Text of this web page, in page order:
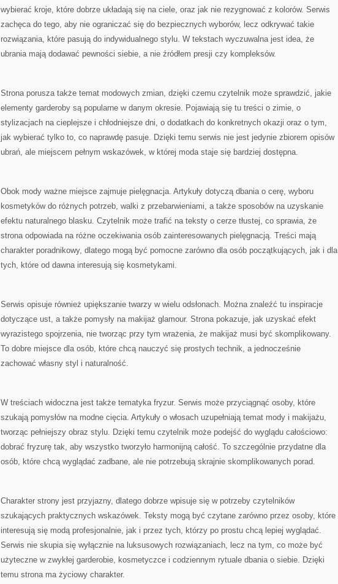
wybierać kroje, które dobrze układają się na ciele, oraz jak nie rezygnować z kolorów. Serwis
zachęca do tego, aby nie ograniczać się do bezpiecznych wyborów, lecz odkrywać takie
rozwiązania, które pasują do indywidualnego stylu. W tekstach wyczuwalna jest idea, że
ubrania mają dodawać pewności siebie, a nie źródłem presji czy kompleksów.
Strona porusza także temat modowych zmian, dzięki czemu czytelnik może sprawdzić, jakie
elementy garderoby są popularne w danym okresie. Pojawiają się tu treści o zimie, o
stylizacjach na cieplejsze i chłodniejsze dni, o dodatkach do konkretnych okazji oraz o tym,
jak wybierać tylko to, co naprawdę pasuje. Dzięki temu serwis nie jest jedynie zbiorem opisów
ubrań, ale miejscem pełnym wskazówek, w której moda staje się bardziej dostępna.
Obok mody ważne miejsce zajmuje pielęgnacja. Artykuły dotyczą dbania o cerę, wyboru
kosmetyków do różnych potrzeb, walki z przebarwieniami, a także sposobów na uzyskanie
efektu naturalnego blasku. Czytelnik może trafić na teksty o cerze tłustej, co sprawia, że
strona odpowiada na różne oczekiwania osób zainteresowanych pielęgnacją. Treści mają
charakter poradnikowy, dlatego mogą być pomocne zarówno dla osób początkujących, jak i dla
tych, które od dawna interesują się kosmetykami.
Serwis opisuje również upiększanie twarzy w wielu odsłonach. Można znaleźć tu inspiracje
dotyczące ust, a także pomysły na makijaż glamour. Strona pokazuje, jak uzyskać efekt
wyrazistego spojrzenia, nie tworząc przy tym wrażenia, że makijaż musi być skomplikowany.
To dobre miejsce dla osób, które chcą nauczyć się prostych technik, a jednocześnie
zachować własny styl i naturalność.
W treściach widoczna jest także tematyka fryzur. Serwis może przyciągnąć osoby, które
szukają pomysłów na modne cięcia. Artykuły o włosach uzupełniają temat mody i makijażu,
tworząc pełniejszy obraz stylu. Dzięki temu czytelnik może podejść do wyglądu całościowo:
dobrać fryzurę tak, aby wszystko tworzyło harmonijną całość. To szczególnie przydatne dla
osób, które chcą wyglądać zadbane, ale nie potrzebują skrajnie skomplikowanych porad.
Charakter strony jest przyjazny, dlatego dobrze wpisuje się w potrzeby czytelników
szukających praktycznych wskazówek. Teksty mogą być czytane zarówno przez osoby, które
interesują się modą profesjonalnie, jak i przez tych, którzy po prostu chcą lepiej wyglądać.
Serwis nie skupia się wyłącznie na luksusowych rozwiązaniach, lecz na tym, co może być
użyteczne w zwykłej garderobie, kosmetyczce i codziennym rytuale dbania o siebie. Dzięki
temu strona ma życiowy charakter.